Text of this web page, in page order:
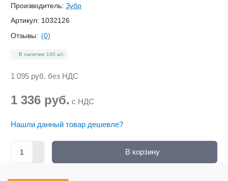
Производитель: Зубр
Артикул: 1032126
Отзывы: (0)
В наличии 100 шт.
1 095 руб. без НДС
1 336 руб. с НДС
Нашли данный товар дешевле?
В корзину